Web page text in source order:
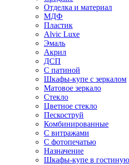
Отделка и материал
МДФ
Пластик
Alvic Luxe
Эмаль
Акрил
ДСП
С патиной
Шкафы-купе с зеркалом
Матовое зеркало
Стекло
Цветное стекло
Пескоструй
Комбинированные
С витражами
С фотопечатью
Назначение
Шкафы-купе в гостиную